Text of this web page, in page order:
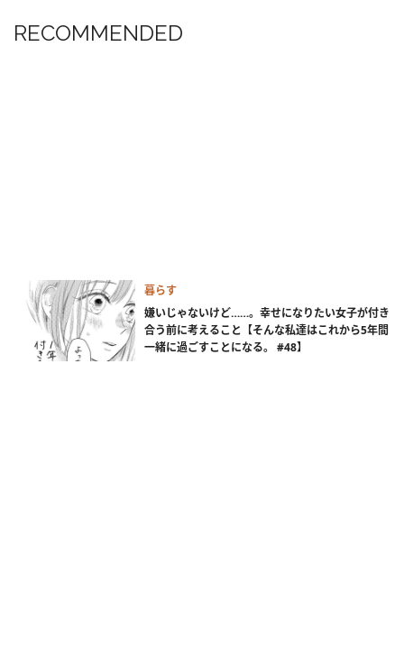
RECOMMENDED
暮らす
嫌いじゃないけど……。幸せになりたい女子が付き
合う前に考えること【そんな私達はこれから5年間
一緒に過ごすことになる。 #48】